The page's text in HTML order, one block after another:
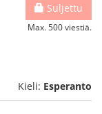
Suljettu
Max. 500 viestiä.
Kieli: Esperanto